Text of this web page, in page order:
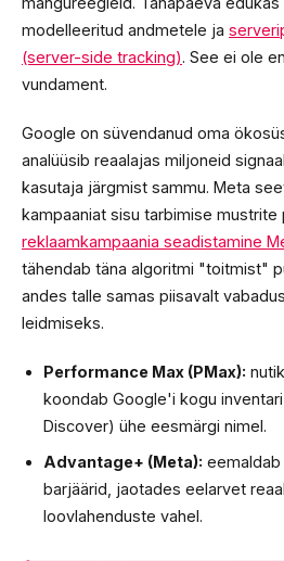
modelleeritud andmetele ja
(server-side tracking). See ei ole
vundament.
Google on süvendanud oma
analüüsib reaalajas miljoneid
kasutaja järgmist sammu. Meta
kampaaniat sisu tarbimise mustrite
reklaamkampaania seadistamine
tähendab täna algoritmi "toitmist"
andes talle samas piisavalt
leidmiseks.
Performance Max (PMax):
koondab Google'i kogu inventari
Discover) ühe eesmärgi nimel.
Advantage+ (Meta): eemaldab
barjäärid, jaotades eelarvet
loovlahenduste vahel.